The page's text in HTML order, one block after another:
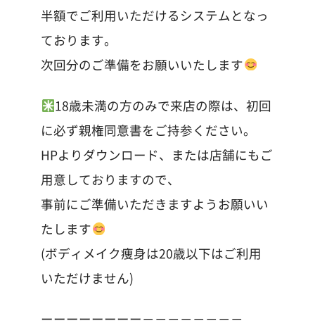
半額でご利用いただけるシステムとなっ
ております。
次回分のご準備をお願いいたします
18歳未満の方のみで来店の際は、初回
に必ず親権同意書をご持参ください。
HPよりダウンロード、または店舗にもご
用意しておりますので、
事前にご準備いただきますようお願いい
たします
(ボディメイク痩身は20歳以下はご利用
いただけません)